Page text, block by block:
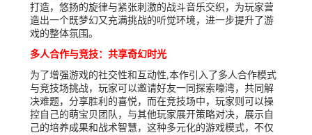
打造，悠扬的旋律与紧张刺激的战斗音乐交织，为玩家营
造出一个既梦幻又充满挑战的听觉环境，进一步提升了游
戏的整体氛围。
多人合作与竞技：共享奇幻时光
为了增强游戏的社交性和互动性,本作引入了多人合作模式
与竞技场挑战，玩家可以邀请好友一同探索嚎湾，共同解
决难题，分享胜利的喜悦，而在竞技场中，玩家则可以操
控自己的萌宝贝团队，与其他玩家展开策略对决，展示自
己的培养成果和战术智慧，这种多元化的游戏模式，不仅